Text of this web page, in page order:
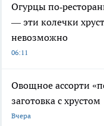
Огурцы
— эти колечки
невозможно
06:11
Овощное ассорти
заготовка с хрустом
Вчера